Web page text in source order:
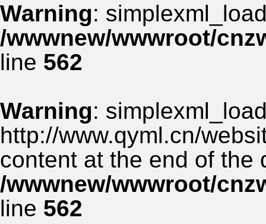
Warning:
/wwwnew/wwwroot/
line 562
Warning:
http://www.qyml.cn/
content at the end of the
/wwwnew/wwwroot/
line 562